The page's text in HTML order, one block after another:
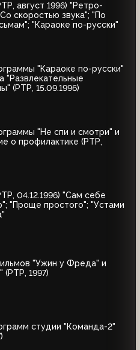
август 1996) "Ретро-
скоростью звука"; "По
"Караоке по-русски"
"Караоке по-русски"
"Развлекательные
(РТР, 15.09.1996)
"Не спи и смотри" и
о профилактике (РТР,
04.12.1996) "Сам себе
"Проще простого"; "Устами
"Ужин у Фреда" и
(РТР, 1997)
студии "Команда-2"